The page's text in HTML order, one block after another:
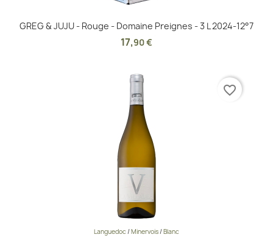
GREG & JUJU - Rouge - Domaine Preignes - 3 L 2024-12°7
17,90 €
Languedoc/Minervois/Blanc
favorite_border